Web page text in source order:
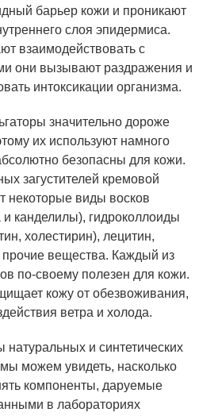
барьер кожи и проникают
слоя эпидермиса.
взаимодействовать с
они вызывают раздражения и
интоксикации организма.
значительно дороже
их используют намного
безопасны для кожи.
загустителей кремовой
некоторые виды восков
канделилы), гидроколлоиды
холестирин), лецитин,
прочие вещества. Каждый из
по-своему полезен для кожи.
кожу от обезвоживания,
ветра и холода.
и синтетических
можем увидеть, насколько
компоненты, даруемые
в лабораториях